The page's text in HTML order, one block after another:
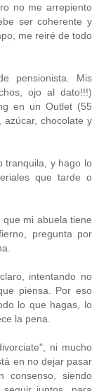
no me arrepiento
ser coherente y
me reiré de todo
pensionista. Mis
ojo al dato!!!)
en un Outlet (55
chocolate y
tranquila, y hago lo
que tarde o
mi abuela tiene
pregunta por
intentando no
piensa. Por eso
lo que hagas, lo
la pena.
ni mucho
en no dejar pasar
siendo